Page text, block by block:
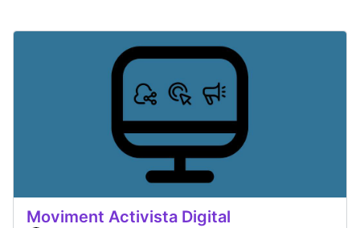
Moviment Activista Digital